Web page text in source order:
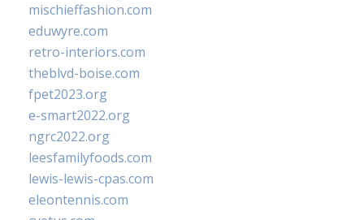
mischieffashion.com
eduwyre.com
retro-interiors.com
theblvd-boise.com
fpet2023.org
e-smart2022.org
ngrc2022.org
leesfamilyfoods.com
lewis-lewis-cpas.com
eleontennis.com